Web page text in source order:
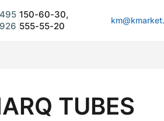
495 150-60-30,
926 555-55-20
TUBES